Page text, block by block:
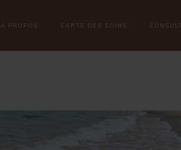
A PROPOS CARTE DES SOINS